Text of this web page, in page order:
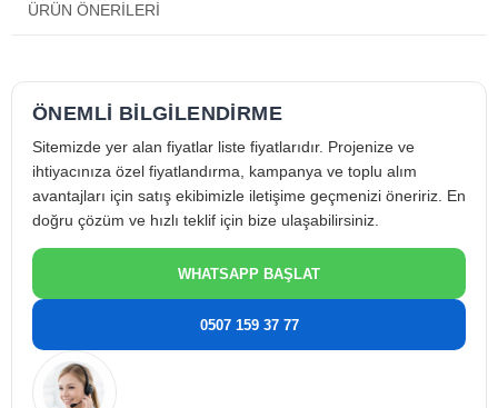
ÜRÜN ÖNERILERI
ÖNEMLİ BİLGİLENDİRME
Sitemizde yer alan fiyatlar liste fiyatlarıdır. Projenize ve
ihtiyacınıza özel fiyatlandırma, kampanya ve toplu alım
avantajları için satış ekibimizle iletişime geçmenizi öneririz. En
doğru çözüm ve hızlı teklif için bize ulaşabilirsiniz.
WHATSAPP BAŞLAT
0507 159 37 77